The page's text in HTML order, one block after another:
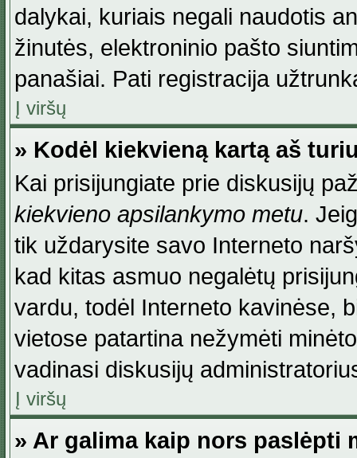
dalykai, kuriais negali naudotis
žinutės, elektroninio pašto
panašiai. Pati registracija
Į viršų
» Kodėl kiekvieną kartą aš
Kai prisijungiate prie diskusijų
kiekvieno apsilankymo metu.
tik uždarysite savo Interneto
kad kitas asmuo negalėtų
vardu, todėl Interneto kavinėse,
vietose patartina nežymėti
vadinasi diskusijų
Į viršų
» Ar galima kaip nors paslėpti